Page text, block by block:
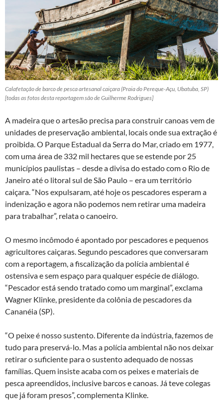
Calafetação de barco de pesca artesanal caiçara (Praia do Pereque-Açu, Ubatuba, SP)
[todas as fotos desta reportagem são de Guilherme Rodrigues]
A madeira que o artesão precisa para construir canoas vem de
unidades de preservação ambiental, locais onde sua extração é
proibida. O Parque Estadual da Serra do Mar, criado em 1977,
com uma área de 332 mil hectares que se estende por 25
municípios paulistas – desde a divisa do estado com o Rio de
Janeiro até o litoral sul de São Paulo – era um território
caiçara. “Nos expulsaram, até hoje os pescadores esperam a
indenização e agora não podemos nem retirar uma madeira
para trabalhar”, relata o canoeiro.
O mesmo incômodo é apontado por pescadores e pequenos
agricultores caiçaras. Segundo pescadores que conversaram
com a reportagem, a fiscalização da polícia ambiental é
ostensiva e sem espaço para qualquer espécie de diálogo.
“Pescador está sendo tratado como um marginal”, exclama
Wagner Klinke, presidente da colônia de pescadores da
Cananéia (SP).
“O peixe é nosso sustento. Diferente da indústria, fazemos de
tudo para preservá-lo. Mas a polícia ambiental não nos deixar
retirar o suficiente para o sustento adequado de nossas
famílias. Quem insiste acaba com os peixes e materiais de
pesca apreendidos, inclusive barcos e canoas. Já teve colegas
que já foram presos”, complementa Klinke.